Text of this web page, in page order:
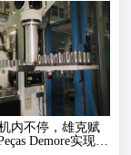
内不停，雄克赋
Demore实现灵